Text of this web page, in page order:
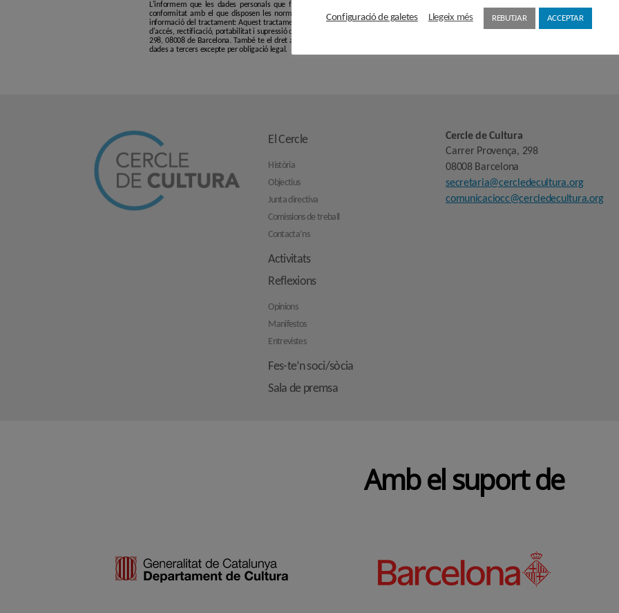
L'informem que les dades personals que faciliti en aquest formulari passaran a formar part d'un fitxer responsabilitat de ASSOCIACIÓ
conformitat amb el que disposen les normatives vigents en protecció de dades personals, el Reglament (UE) 2016/679 de 27 d'abril de
informació del tractament: Aquest tractament té per finalitat l'enviament de newsletters informatives amb la possibilitat de fer segmentació
d'accés, rectificació, portabilitat i supressió de les seves dades i de la limitació o oposició al seu tractament en l'e-mail
298, 08008 de Barcelona. També te el dret a presentar una reclamació davant l'Autoritat de control (aepd.es) si considera que el tractament
dades a tercers excepte per obligació legal.
El Cercle
Història
Objectius
Junta directiva
Comissions de treball
Contacta’ns
Activitats
Reflexions
Opinions
Manifestos
Entrevistes
Fes-te’n soci/sòcia
Sala de premsa
Cercle de Cultura
Carrer Provença, 298
08008 Barcelona
secretaria@cercledecultura.org
comunicaciocc@cercledecultura.org
Amb el suport de
Configuració de galetes Llegeix més REBUTJAR ACCEPTAR